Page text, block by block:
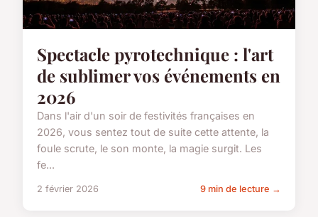
Spectacle pyrotechnique : l'art
de sublimer vos événements en
2026
Dans l'air d'un soir de festivités françaises en
2026, vous sentez tout de suite cette attente, la
foule scrute, le son monte, la magie surgit. Les
fe...
2 février 2026 9 min de lecture →